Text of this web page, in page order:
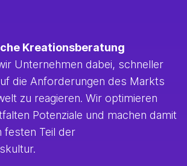
Kreationsberatung
Unternehmen dabei, schneller
die Anforderungen des Markts
zu reagieren. Wir optimieren
Potenziale und machen damit
festen Teil der